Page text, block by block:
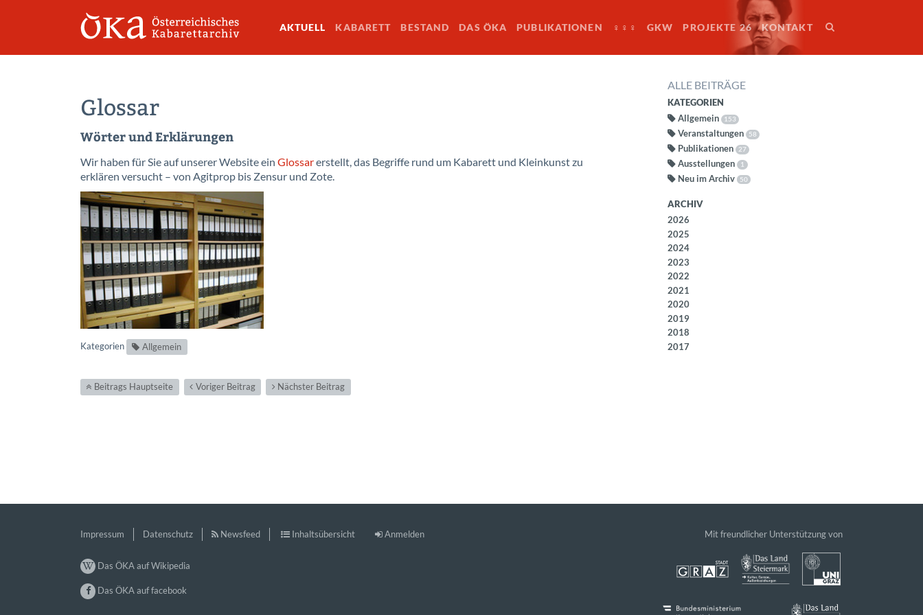
AKTUELL KABARETT BESTAND DAS ÖKA PUBLIKATIONEN ♀♀♀ GKW PROJEKTE 26 KONTAKT
Glossar
Wörter und Erklärungen
Wir haben für Sie auf unserer Website ein Glossarerstellt, das Begriffe rund um Kabarett und Kleinkunst zu
erklären versucht – von Agitprop bis Zensur und Zote.
Kategorien Allgemein
Beitrags Hauptseite Voriger Beitrag Nächster Beitrag
ALLE BEITRÄGE
KATEGORIEN
Allgemein 153
Veranstaltungen 58
Publikationen 27
Ausstellungen 1
Neu im Archiv 50
ARCHIV
2026
2025
2024
2023
2022
2021
2020
2019
2018
2017
Impressum Datenschutz Newsfeed Inhaltsübersicht Anmelden
Das ÖKA auf Wikipedia
Das ÖKA auf facebook
Mit freundlicher Unterstützung von